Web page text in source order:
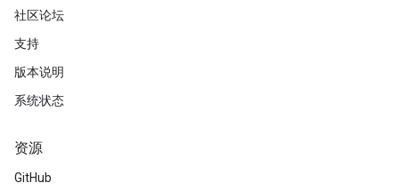
社区论坛
支持
版本说明
系统状态
资源
GitHub